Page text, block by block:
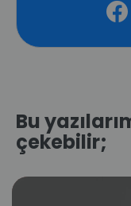
Bu
çekebilir;